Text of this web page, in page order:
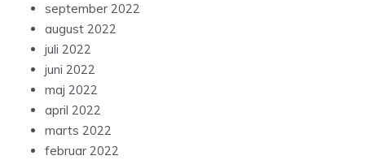
september 2022
august 2022
juli 2022
juni 2022
maj 2022
april 2022
marts 2022
februar 2022